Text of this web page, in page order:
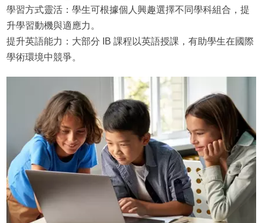
學習方式靈活：學生可根據個人興趣選擇不同學科組合，提
升學習動機與適應力。
提升英語能力：大部分 IB 課程以英語授課，有助學生在國際
學術環境中競爭。